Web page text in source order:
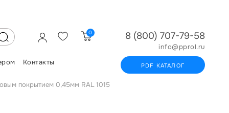
0
Контакты
8 (800) 707-79-58
info@pprol.ru
PDF КАТАЛОГ
покрытием 0,45мм RAL 1015